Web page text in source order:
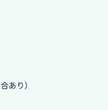
あり）